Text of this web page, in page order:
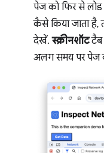
पेज को फिर से
कैसे किया जाता है,
देखें.स्क्रीनशॉटटैब
अलग समय पर पेज